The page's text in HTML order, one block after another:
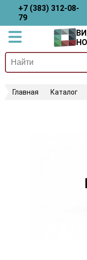
+7 (383) 312-08-
79
Главная Каталог